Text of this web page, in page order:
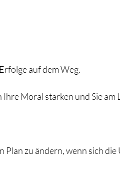
auf dem Weg.
Moral stärken und Sie am
Plan zu ändern, wenn sich